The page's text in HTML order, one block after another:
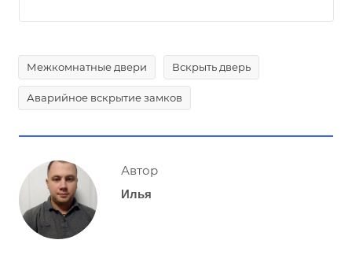
Межкомнатные двери Вскрыть дверь
Аварийное вскрытие замков
Автор
Илья